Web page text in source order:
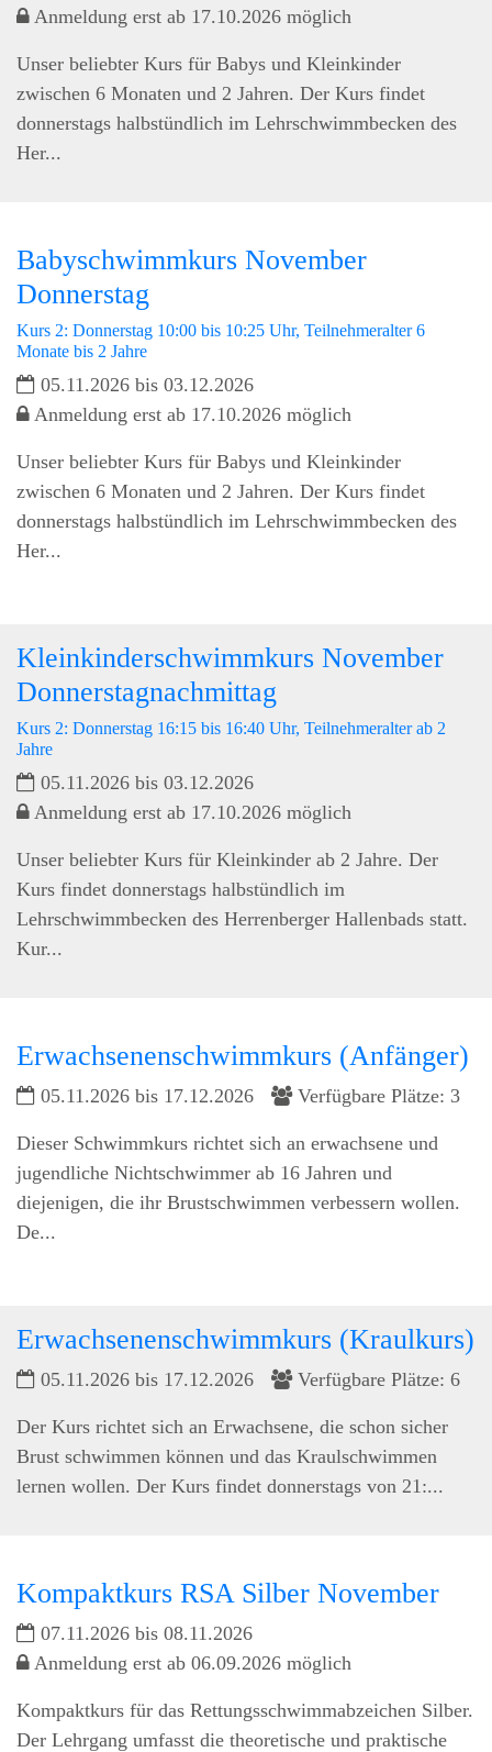
Anmeldung erst ab 17.10.2026 möglich
Unser beliebter Kurs für Babys und Kleinkinder
zwischen 6 Monaten und 2 Jahren. Der Kurs findet
donnerstags halbstündlich im Lehrschwimmbecken des
Her...
Babyschwimmkurs November
Donnerstag
Kurs 2: Donnerstag 10:00 bis 10:25 Uhr, Teilnehmeralter 6
Monate bis 2 Jahre
05.11.2026 bis 03.12.2026
Anmeldung erst ab 17.10.2026 möglich
Unser beliebter Kurs für Babys und Kleinkinder
zwischen 6 Monaten und 2 Jahren. Der Kurs findet
donnerstags halbstündlich im Lehrschwimmbecken des
Her...
Kleinkinderschwimmkurs November
Donnerstagnachmittag
Kurs 2: Donnerstag 16:15 bis 16:40 Uhr, Teilnehmeralter ab 2
Jahre
05.11.2026 bis 03.12.2026
Anmeldung erst ab 17.10.2026 möglich
Unser beliebter Kurs für Kleinkinder ab 2 Jahre. Der
Kurs findet donnerstags halbstündlich im
Lehrschwimmbecken des Herrenberger Hallenbads statt.
Kur...
Erwachsenenschwimmkurs (Anfänger)
05.11.2026 bis 17.12.2026 Verfügbare Plätze: 3
Dieser Schwimmkurs richtet sich an erwachsene und
jugendliche Nichtschwimmer ab 16 Jahren und
diejenigen, die ihr Brustschwimmen verbessern wollen.
De...
Erwachsenenschwimmkurs (Kraulkurs)
05.11.2026 bis 17.12.2026 Verfügbare Plätze: 6
Der Kurs richtet sich an Erwachsene, die schon sicher
Brust schwimmen können und das Kraulschwimmen
lernen wollen. Der Kurs findet donnerstags von 21:...
Kompaktkurs RSA Silber November
07.11.2026 bis 08.11.2026
Anmeldung erst ab 06.09.2026 möglich
Kompaktkurs für das Rettungsschwimmabzeichen Silber.
Der Lehrgang umfasst die theoretische und praktische